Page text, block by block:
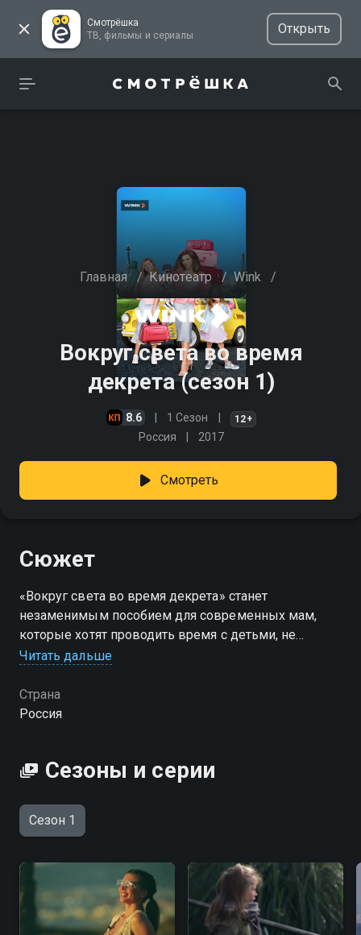
Смотрёшка
ТВ, фильмы и сериалы
Открыть
Главная / Кинотеатр / Wink /
Вокруг света во время
декрета (сезон 1)
8.6 1 Сезон 12+
Россия 2017
Смотреть
Сюжет
«Вокруг света во время декрета» станет
незаменимым пособием для современных мам,
которые хотят проводить время с детьми, не
ограничивая круг своих интересов лишь домашним
двенадцатилетняя дочь Алина, семимесячный сын
Гектор и шестилетняя крестница Полина побывают
семейного отдыха, а в каких надо быть готовым к
поделится со всеми зрителями.
время декрета вы можете совершенно бесплатно в
хорошем HD качестве на Смотрёшке
Читать дальше
Страна
Россия
Сезоны и серии
Сезон 1